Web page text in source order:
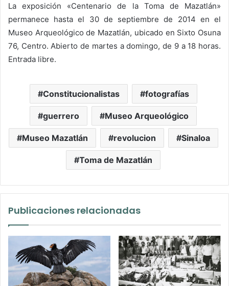
La exposición «Centenario de la Toma de Mazatlán»
permanece hasta el 30 de septiembre de 2014 en el
Museo Arqueológico de Mazatlán, ubicado en Sixto Osuna
76, Centro. Abierto de martes a domingo, de 9 a 18 horas.
Entrada libre.
Constitucionalistas fotografías
guerrero Museo Arqueológico
Museo Mazatlán revolucion Sinaloa
Toma de Mazatlán
Publicaciones relacionadas